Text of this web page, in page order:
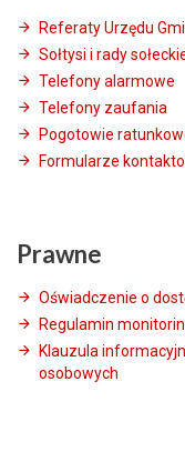
Referaty Urzędu
Sołtysi i rady
Telefony alarmowe
Telefony zaufania
Pogotowie
Formularze
Prawne
Oświadczenie o
Regulamin
Klauzula
osobowych